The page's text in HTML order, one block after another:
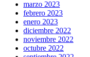
marzo 2023
febrero 2023
enero 2023
diciembre 2022
noviembre 2022
octubre 2022